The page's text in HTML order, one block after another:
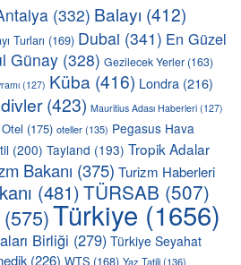
(332) Balayı (412)
Turları (169) Dubai (341) En Güzel
Günay (328) Gezilecek Yerler (163)
(127) Küba (416) Londra (216)
(423) Mauritius Adası Haberleri (127)
Otel (175) oteller(135) Pegasus Hava
(200) Tayland (193) Tropik Adalar
Bakanı (375) Turizm Haberleri
(481)TÜRSAB (507)
(575)Türkiye (1656)
Birliği (279) Türkiye Seyahat
(226) WTS (168) Yaz Tatili(136)